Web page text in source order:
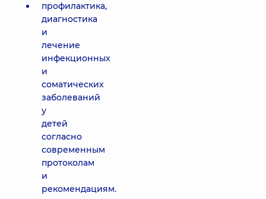
профилактика,
диагностика
и
лечение
инфекционных
и
соматических
заболеваний
у
детей
согласно
современным
протоколам
и
рекомендациям.